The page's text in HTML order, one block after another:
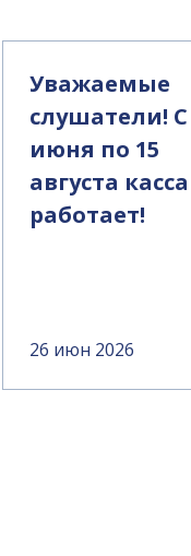
Уважаемые
слушатели! С
июня по 15
августа
работает!
26 июн 2026